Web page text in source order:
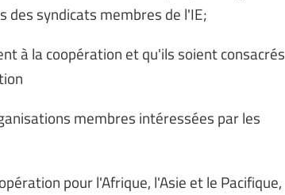
des syndicats membres de l'IE;
à la coopération et qu'ils soient consacrés
membres intéressées par les
pour l'Afrique, l'Asie et le Pacifique,